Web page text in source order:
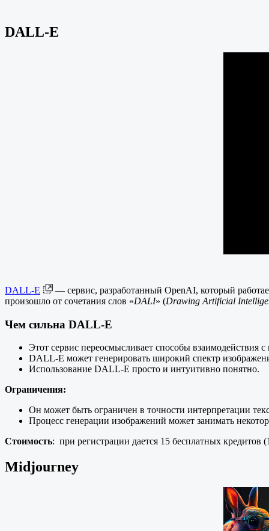
DALL-E
DALL-E
— сервис, разработанный OpenAI, который
произошло от сочетания слов «DALI» (Drawing Artificial
Чем сильна DALL-E
Этот сервис переосмысливает способы взаимодействия
DALL-E может генерировать широкий спектр
Использование DALL-E просто и интуитивно понятно.
Ограничения:
Он может быть ограничен в точности интерпретации
Процесс генерации изображений может занимать
Стоимость: при регистрации дается 15 бесплатных кредитов
Midjourney